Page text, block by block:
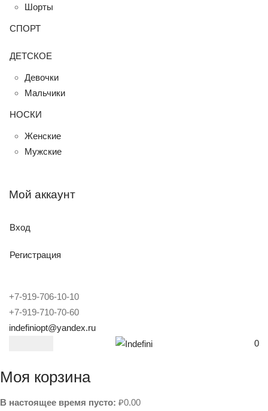
Шорты
СПОРТ
ДЕТСКОЕ
Девочки
Мальчики
НОСКИ
Женские
Мужские
Мой аккаунт
Вход
Регистрация
+7-919-706-10-10
+7-919-710-70-60
indefiniopt@yandex.ru
0
Моя корзина
В настоящее время пусто: ₽0.00